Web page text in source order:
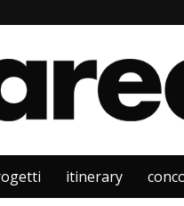
Area
itinerary